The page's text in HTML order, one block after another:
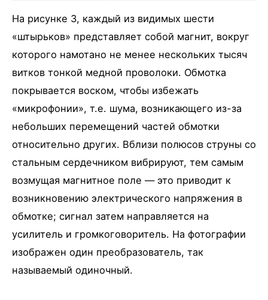
На рисунке 3, каждый из видимых шести
«штырьков» представляет собой магнит, вокруг
которого намотано не менее нескольких тысяч
витков тонкой медной проволоки. Обмотка
покрывается воском, чтобы избежать
«микрофонии», т.е. шума, возникающего из-за
небольших перемещений частей обмотки
относительно других. Вблизи полюсов струны со
стальным сердечником вибрируют, тем самым
возмущая магнитное поле — это приводит к
возникновению электрического напряжения в
обмотке; сигнал затем направляется на
усилитель и громкоговоритель. На фотографии
изображен один преобразователь, так
называемый одиночный.